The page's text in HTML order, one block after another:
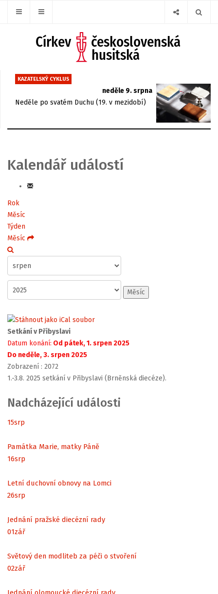
KAZATELSKÝ CYKLUS
neděle 9. srpna
Neděle po svatém Duchu (19. v mezidobí)
Kalendář událostí
Rok
Měsíc
Týden
Měsíc
Měsíc
Setkání v Přibyslavi
Datum konání: Od pátek, 1. srpen 2025
Do neděle, 3. srpen 2025
Zobrazení : 2072
1.-3.8. 2025 setkání v Přibyslavi (Brněnská diecéze).
Nadcházející události
15srp
Památka Marie, matky Páně
16srp
Letní duchovní obnovy na Lomci
26srp
Jednání pražské diecézní rady
01zář
Světový den modliteb za péči o stvoření
02zář